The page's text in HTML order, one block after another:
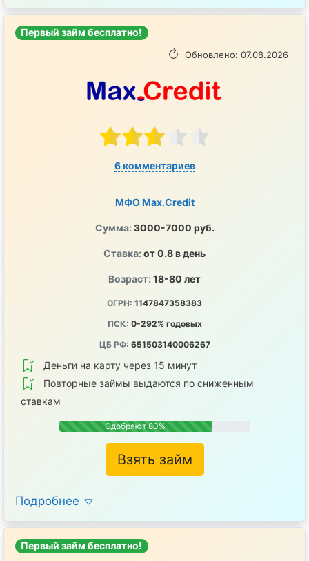
Первый займ бесплатно!
Обновлено: 07.08.2026
6 комментариев
МФО Max.Credit
Сумма: 3000-7000 руб.
Ставка: от 0.8 в день
Возраст: 18-80 лет
ОГРН: 1147847358383
ПСК: 0-292% годовых
ЦБ РФ: 651503140006267
Деньги на карту через 15 минут
Повторные займы выдаются по сниженным
ставкам
Одобряют 80%
Взять займ
Подробнее
Первый займ бесплатно!